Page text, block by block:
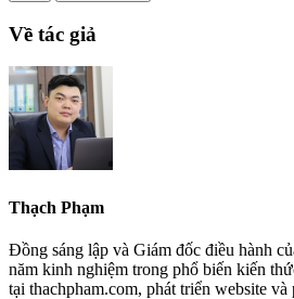
Về tác giả
Thạch Phạm
Đồng sáng lập và Giám đốc điều hành
năm kinh nghiệm trong phổ biến kiến
tại thachpham.com, phát triển website và